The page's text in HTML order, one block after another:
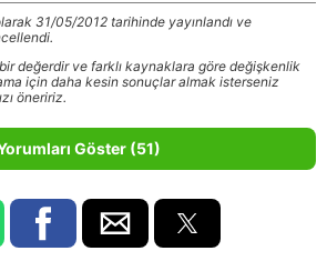
31/05/2012 tarihinde yayınlandı ve
değerdir ve farklı kaynaklara göre değişkenlik
için daha kesin sonuçlar almak isterseniz
öneririz.
Göster (51)